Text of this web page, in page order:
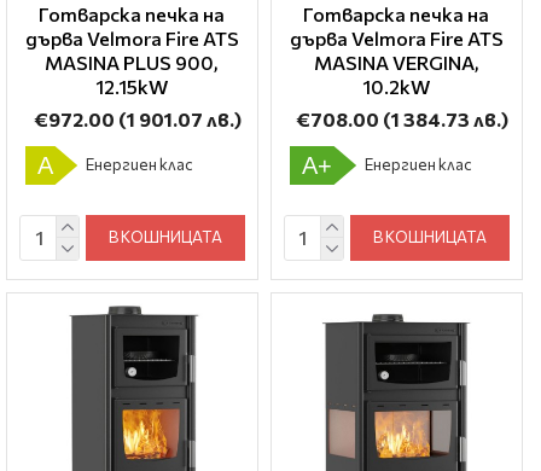
Готварска печка на
дърва Velmora Fire ATS
ΜΑSΙΝΑ PLUS 900,
12.15kW
€972.00 (1 901.07 лв.)
A Енергиен клас
В КОШНИЦАТА
Готварска печка на
дърва Velmora Fire ATS
ΜΑSΙΝΑ VERGINA,
10.2kW
€708.00 (1 384.73 лв.)
A+ Енергиен клас
В КОШНИЦАТА